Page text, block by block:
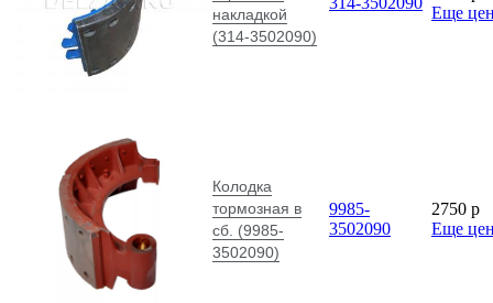
накладкой
(314-3502090)
Еще
Колодка
тормозная в
сб. (9985-
3502090)
9985-
3502090
2750 p
Еще